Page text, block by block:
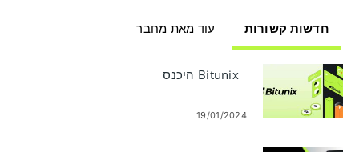
עוד מאת מחבר חדשות קשורות
Bitunix היכנס
19/01/2024